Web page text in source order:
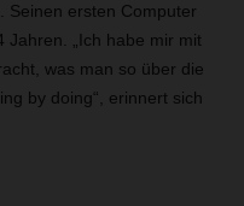
Seinen ersten Computer
Jahren. „Ich habe mir mit
was man so über die
by doing“, erinnert sich